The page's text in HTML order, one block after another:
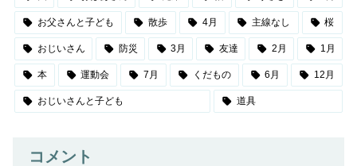
お父さんと子ども 散歩 4月 主線なし 桜
おじいさん 防災 3月 友達 2月 1月
本 運動会 7月 くだもの 6月 12月
おじいさんと子ども 道具
コメント